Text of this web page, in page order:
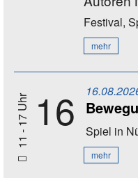
Festival,
mehr
11 - 17 Uhr 16 Spiel in
mehr